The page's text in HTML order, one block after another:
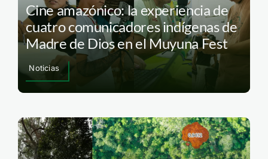
Cine amazónico: la experiencia de
cuatro comunicadores indígenas de
Madre de Dios en el Muyuna Fest
Noticias